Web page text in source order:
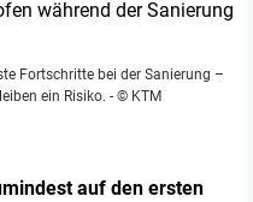
Fortschritte bei der Sanierung –
ein Risiko. - © KTM
auf den ersten